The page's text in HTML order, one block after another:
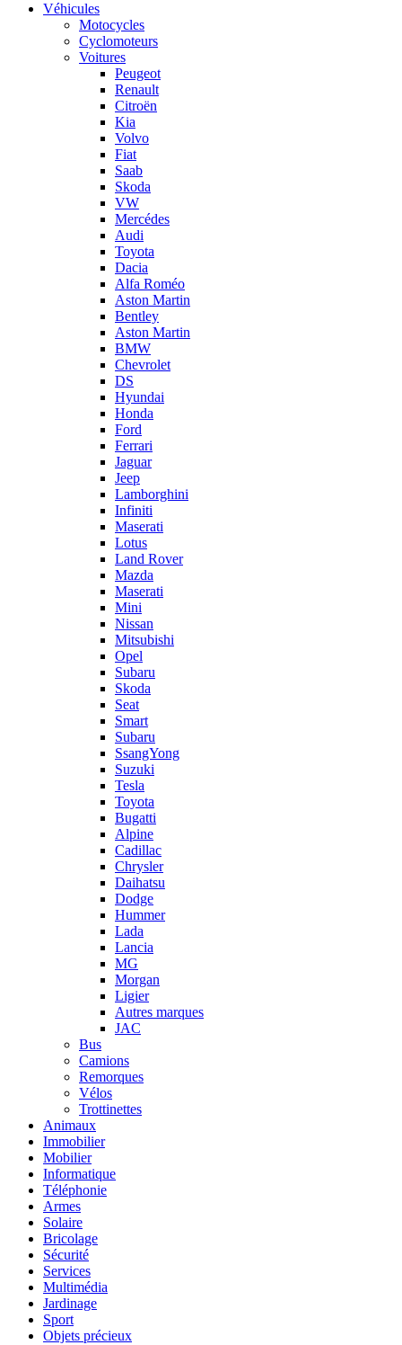
Véhicules
Motocycles
Cyclomoteurs
Voitures
Peugeot
Renault
Citroën
Kia
Volvo
Fiat
Saab
Skoda
VW
Mercédes
Audi
Toyota
Dacia
Alfa Roméo
Aston Martin
Bentley
Aston Martin
BMW
Chevrolet
DS
Hyundai
Honda
Ford
Ferrari
Jaguar
Jeep
Lamborghini
Infiniti
Maserati
Lotus
Land Rover
Mazda
Maserati
Mini
Nissan
Mitsubishi
Opel
Subaru
Skoda
Seat
Smart
Subaru
SsangYong
Suzuki
Tesla
Toyota
Bugatti
Alpine
Cadillac
Chrysler
Daihatsu
Dodge
Hummer
Lada
Lancia
MG
Morgan
Ligier
Autres marques
JAC
Bus
Camions
Remorques
Vélos
Trottinettes
Animaux
Immobilier
Mobilier
Informatique
Téléphonie
Armes
Solaire
Bricolage
Sécurité
Services
Multimédia
Jardinage
Sport
Objets précieux